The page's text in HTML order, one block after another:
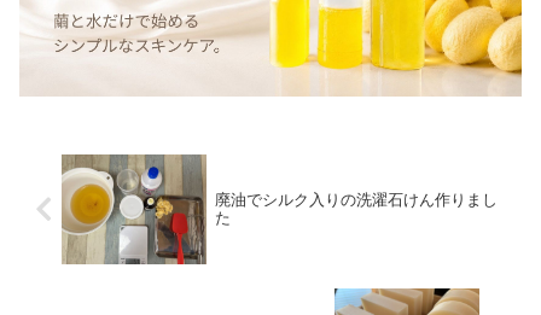
廃油でシルク入りの洗濯石けん作りまし
た